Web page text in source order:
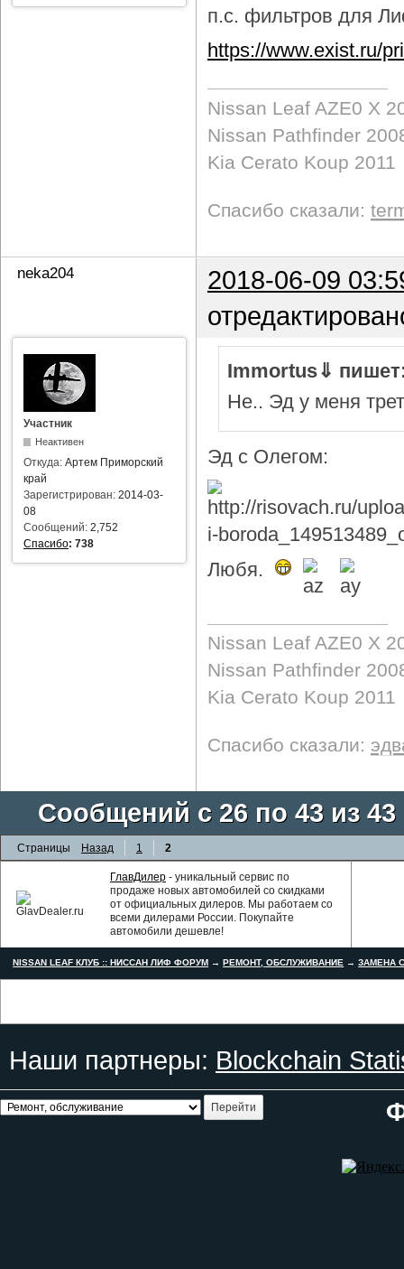
п.с. фильтров для
https://www.exist.ru/
Nissan Leaf AZE0 X
Nissan Pathfinder
Kia Cerato Koup 2011
Спасибо сказали:
neka204
2018-06-09
Участник
Неактивен
Откуда: Артем Приморский
край
Зарегистрирован: 2014-03-
08
Сообщений: 2,752
Спасибо: 738
Immortus⇓
Не.. Эд у меня
Эд с Олегом:
Любя.
Nissan Leaf AZE0 X
Nissan Pathfinder
Kia Cerato Koup 2011
Спасибо сказали:
Сообщений с 26 по 43 из 43
Страницы Назад 1 2
ГлавДилер - уникальный сервис по
продаже новых автомобилей со скидками
от официальных дилеров. Мы работаем со
всеми дилерами России. Покупайте
автомобили дешевле!
NISSAN LEAF КЛУБ :: НИССАН ЛИФ ФОРУМ →РЕМОНТ, ОБСЛУЖИВАНИЕ →ЗАМЕНА
Наши партнеры: Blockchain